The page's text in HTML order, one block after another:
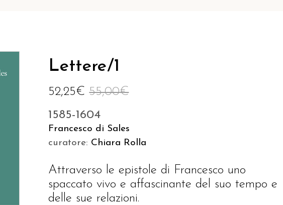
Lettere/1
55,00€
52,25€
1585-1604
Francesco di Sales
curatore: Chiara Rolla
Attraverso le epistole di Francesco uno
spaccato vivo e affascinante del suo tempo e
delle sue relazioni.